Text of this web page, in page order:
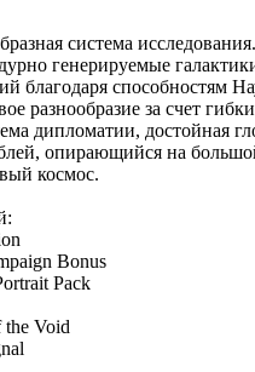
система исследования.
генерируемые
благодаря способностям
разнообразие за счет
дипломатии, достойная
опирающийся на
космос.
Bonus
Pack
the Void